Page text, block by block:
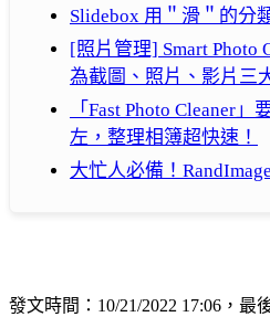
Slidebox 用＂滑＂的分
[照片管理] Smart Photo
為截圖、照片、影片三
「Fast Photo Cleaner
左，整理相簿超快速！
大忙人必備！
發文時間：10/21/2022 17:06，最